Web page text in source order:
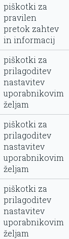
piškotki za
pravilen
pretok zahtev
in informacij
piškotki za
prilagoditev
nastavitev
uporabnikovim
željam
piškotki za
prilagoditev
nastavitev
uporabnikovim
željam
piškotki za
prilagoditev
nastavitev
uporabnikovim
željam